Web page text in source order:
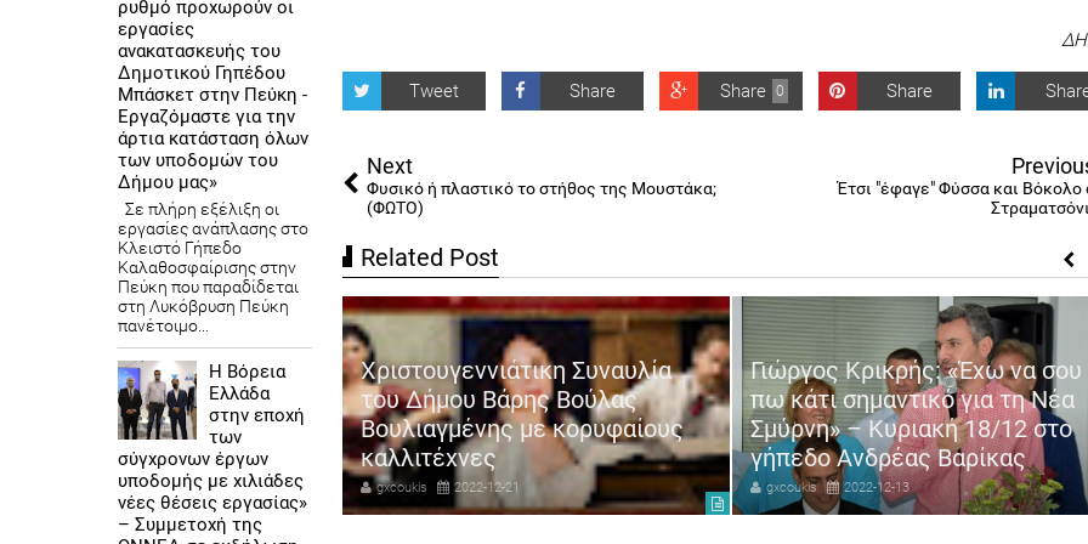
Tweet Share 0
Share Share
Next
Φυσικό ή πλαστικό το στήθος της Μουστάκα;
(ΦΩΤΟ)
Έτσι "έφαγε" Φύσσα και Βόκολο
Related Post
στους επαγγελματίες για
μια φορά ο Αντιδήμαρχος
και εμπορίου
Καψοκόλης
2023-08-17
Χριστουγεννιάτικη Συναυλία
του Δήμου Βάρης Βούλας
Βουλιαγμένης με κορυφαίους
καλλιτέχνες
gxcoukis 2022-12-21
Γιώργος Κρικρής: «Έχω να σου
πω κάτι σημαντικό για τη Νέα
Σμύρνη» – Κυριακή 18/12 στο
γήπεδο Ανδρέας Βαρίκας
gxcoukis 2022-12-13
ρυθμό προχωρούν οι
εργασίες
ανακατασκευής του
Δημοτικού Γηπέδου
Μπάσκετ στην Πεύκη -
Εργαζόμαστε για την
άρτια κατάσταση όλων
των υποδομών του
Δήμου μας»
Σε πλήρη εξέλιξη οι
εργασίες ανάπλασης στο
Κλειστό Γήπεδο
Καλαθοσφαίρισης στην
Πεύκη που παραδίδεται
στη Λυκόβρυση Πεύκη
πανέτοιμο...
Η Βόρεια
Ελλάδα
στην εποχή
των
σύγχρονων έργων
υποδομής με χιλιάδες
νέες θέσεις εργασίας»
– Συμμετοχή της